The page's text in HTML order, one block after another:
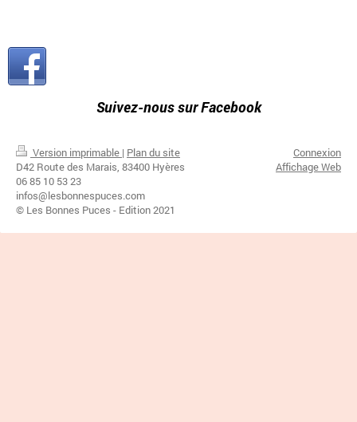
Suivez-nous sur Facebook
Version imprimable | Plan du site
D42 Route des Marais, 83400 Hyères
06 85 10 53 23
infos@lesbonnespuces.com
© Les Bonnes Puces - Edition 2021
Connexion
Affichage Web